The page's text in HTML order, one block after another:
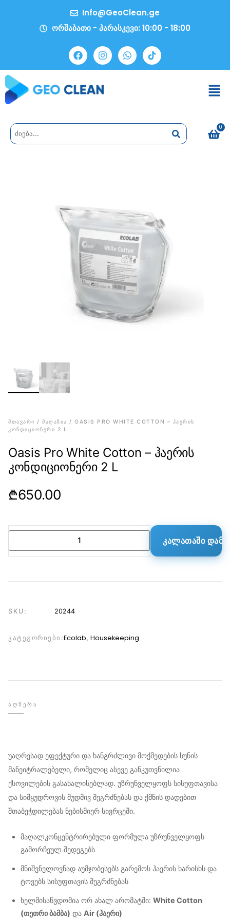
Info@GeoClean.ge
ორშაბათი - პარასკევი: 10:00 - 18:00
0
ᲛᲗᲐᲕᲐᲠᲘ / ᲛᲐᲦᲐᲖᲘᲐ / OASIS PRO WHITE COTTON – ᲰᲐᲔᲠᲘᲡ
ᲙᲝᲜᲓᲘᲪᲘᲝᲜᲔᲠᲘ 2 L
Oasis Pro White Cotton – ჰაერის
კონდიციონერი 2 L
₾650.00
ᲙᲐᲚᲐᲗᲐᲨᲘ
SKU: 20244
ᲙᲐᲢᲔᲒᲝᲠᲘᲔᲑᲘ:Ecolab, Housekeeping
ᲐᲦᲬᲔᲠᲐ
უაღრესად ეფექტური და ხანგრძლივი მოქმედების სუნის
მანეიტრალებელი, რომელიც ასევე განკუთვნილია
ქსოვილების გასახალისებლად. უზრუნველყოფს სისუფთავისა
და სიმყუდროვის მუდმივ შეგრძნებას და ქმნის დადებით
შთაბეჭდილებას ნებისმიერ სივრცეში.
მაღალკონცენტრირებული ფორმულა უზრუნველყოფს
გამორჩეულ შედეგებს
მნიშვნელოვნად აუმჯობესებს გარემოს ჰაერის ხარისხს და
ტოვებს სისუფთავის შეგრძნებას
ხელმისაწვდომია ორ ახალ არომატში: White Cotton
(თეთრი ბამბა) და Air (ჰაერი)